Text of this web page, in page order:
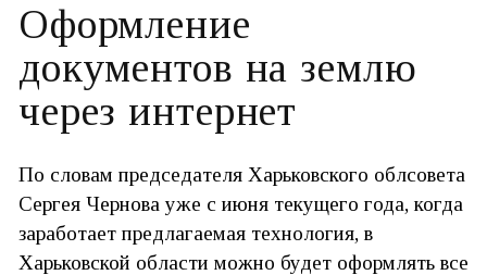
Оформление
документов на землю
через интернет
По словам председателя Харьковского облсовета
Сергея Чернова уже с июня текущего года, когда
заработает предлагаемая технология, в
Харьковской области можно будет оформлять все